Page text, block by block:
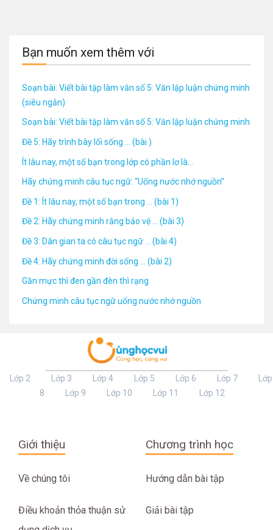
Bạn muốn xem thêm với
Soạn bài: Viết bài tập làm văn số 5: Văn lập luận chứng minh
(siêu ngắn)
Soạn bài: Viết bài tập làm văn số 5: Văn lập luận chứng minh
Đề 5: Hãy trình bày lối sống ... (bài )
Ít lâu nay, một số bạn trong lớp có phần lơ là...
Hãy chứng minh câu tục ngữ: “Uống nước nhớ nguồn”
Đề 1: Ít lâu nay, một số bạn trong ... (bài 1)
Đề 2: Hãy chứng minh rằng bảo vệ ... (bài 3)
Đề 3: Dân gian ta có câu tục ngữ ... (bài 4)
Đề 4: Hãy chứng minh đời sống ... (bài 2)
Gần mực thì đen gần đèn thì rạng
Chứng minh câu tục ngữ uống nước nhớ nguồn
Lớp 2 Lớp 3 Lớp 4 Lớp 5 Lớp 6 Lớp 7
Lớp
8
Lớp 9 Lớp 10 Lớp 11 Lớp 12
Giới thiệu
Về chúng tôi
Điều khoản thỏa thuận sử
Chương trình học
Hướng dẫn bài tập
Giải bài tập